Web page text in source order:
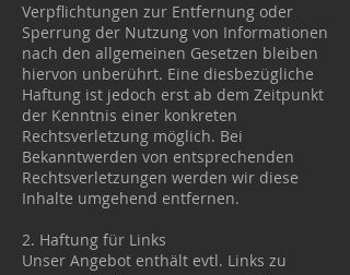
Verpflichtungen zur Entfernung oder
Sperrung der Nutzung von Informationen
nach den allgemeinen Gesetzen bleiben
hiervon unberührt. Eine diesbezügliche
Haftung ist jedoch erst ab dem Zeitpunkt
der Kenntnis einer konkreten
Rechtsverletzung möglich. Bei
Bekanntwerden von entsprechenden
Rechtsverletzungen werden wir diese
Inhalte umgehend entfernen.
2. Haftung für Links
Unser Angebot enthält evtl. Links zu